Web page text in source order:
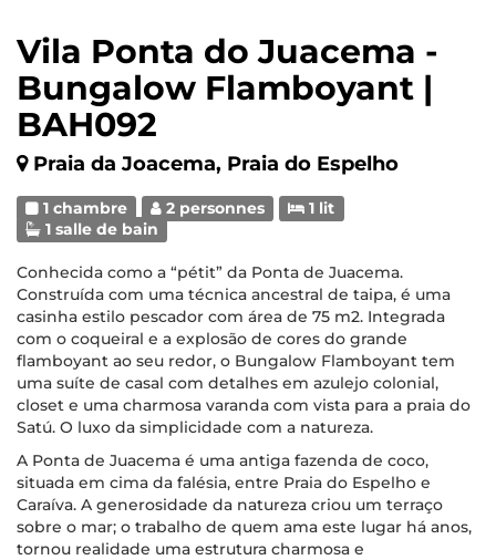
Vila Ponta do Juacema -
Bungalow Flamboyant |
BAH092
Praia da Joacema, Praia do Espelho
1 chambre 2 personnes
1 lit
1 salle de bain
Conhecida como a “pétit” da Ponta de Juacema.
Construída com uma técnica ancestral de taipa, é uma
casinha estilo pescador com área de 75 m2. Integrada
com o coqueiral e a explosão de cores do grande
flamboyant ao seu redor, o Bungalow Flamboyant tem
uma suíte de casal com detalhes em azulejo colonial,
closet e uma charmosa varanda com vista para a praia do
Satú. O luxo da simplicidade com a natureza.
A Ponta de Juacema é uma antiga fazenda de coco,
situada em cima da falésia, entre Praia do Espelho e
Caraíva. A generosidade da natureza criou um terraço
sobre o mar; o trabalho de quem ama este lugar há anos,
tornou realidade uma estrutura charmosa e